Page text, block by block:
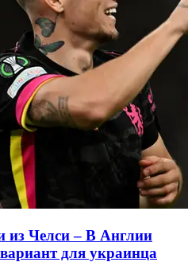
из Челси – В Англии
для украинца